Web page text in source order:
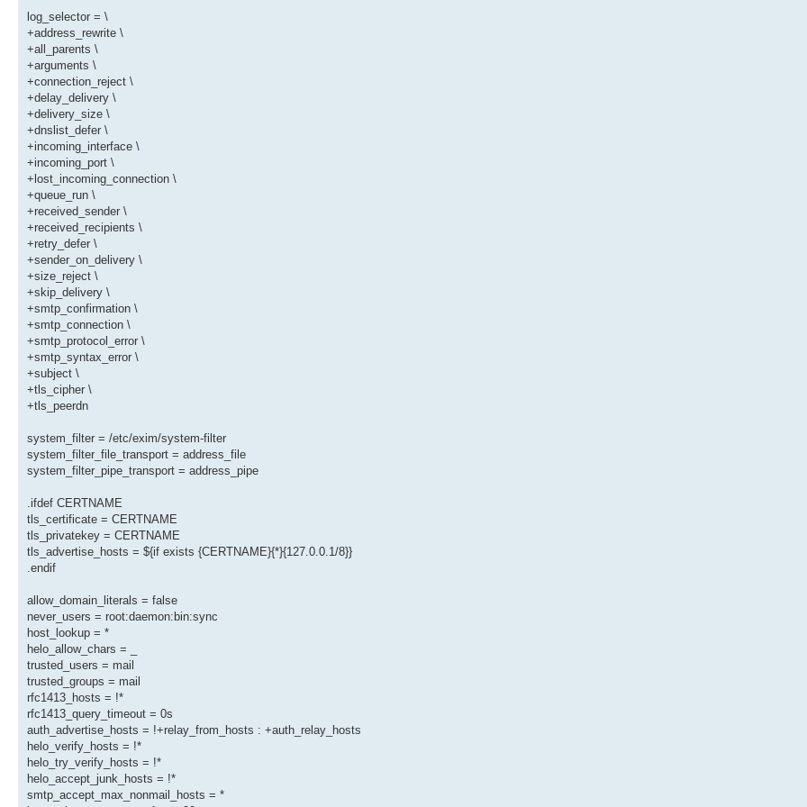
log_selector = \
+address_rewrite \
+all_parents \
+arguments \
+connection_reject \
+delay_delivery \
+delivery_size \
+dnslist_defer \
+incoming_interface \
+incoming_port \
+lost_incoming_connection \
+queue_run \
+received_sender \
+received_recipients \
+retry_defer \
+sender_on_delivery \
+size_reject \
+skip_delivery \
+smtp_confirmation \
+smtp_connection \
+smtp_protocol_error \
+smtp_syntax_error \
+subject \
+tls_cipher \
+tls_peerdn
system_filter = /etc/exim/system-filter
system_filter_file_transport = address_file
system_filter_pipe_transport = address_pipe
.ifdef CERTNAME
tls_certificate = CERTNAME
tls_privatekey = CERTNAME
tls_advertise_hosts = ${if exists {CERTNAME}{*}{127.0.0.1/8}}
.endif
allow_domain_literals = false
never_users = root:daemon:bin:sync
host_lookup = *
helo_allow_chars = _
trusted_users = mail
trusted_groups = mail
rfc1413_hosts = !*
rfc1413_query_timeout = 0s
auth_advertise_hosts = !+relay_from_hosts : +auth_relay_hosts
helo_verify_hosts = !*
helo_try_verify_hosts = !*
helo_accept_junk_hosts = !*
smtp_accept_max_nonmail_hosts = *